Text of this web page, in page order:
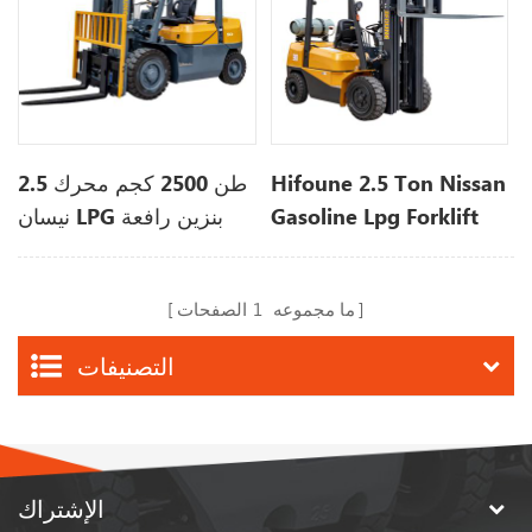
2.5 طن 2500 كجم محرك
نيسان LPG بنزين رافعة
شوكية بثلاث مراحل
Hifoune 2.5 Ton Nissan
Gasoline Lpg Forklift
Truck System For Sale |
ما مجموعه 1 الصفحات
التصنيفات
الإشتراك